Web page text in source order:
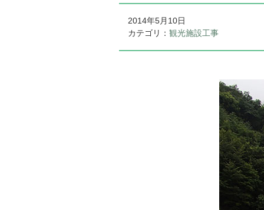
2014年5月10日
カテゴリ： 観光施設工事